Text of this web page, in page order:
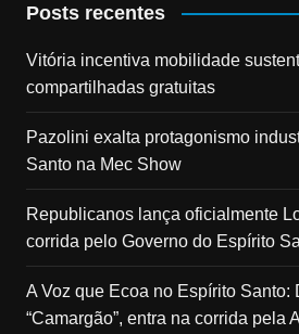
Posts recentes
Vitória incentiva mobilidade
compartilhadas gratuitas
Pazolini exalta protagonismo
Santo na Mec Show
Republicanos lança oficialmente
corrida pelo Governo do Espírito
A Voz que Ecoa no Espírito Santo:
“Camargão”, entra na corrida pela